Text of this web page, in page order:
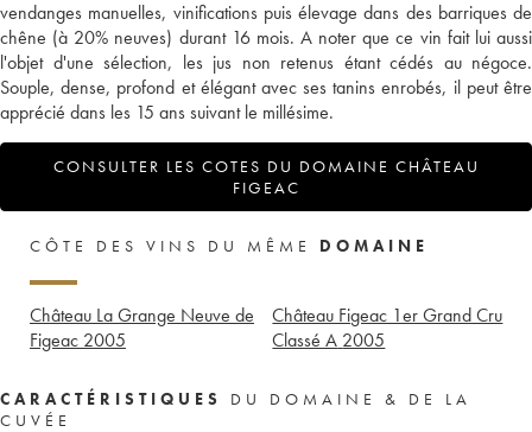
vendanges manuelles, vinifications puis élevage dans des barriques de
chêne (à 20% neuves) durant 16 mois. A noter que ce vin fait lui aussi
l'objet d'une sélection, les jus non retenus étant cédés au négoce.
Souple, dense, profond et élégant avec ses tanins enrobés, il peut être
apprécié dans les 15 ans suivant le millésime.
CONSULTER LES COTES DU DOMAINE CHÂTEAU
FIGEAC
CÔTE DES VINS DU MÊME DOMAINE
Château La Grange Neuve de
Figeac 2005
Château Figeac 1er Grand Cru
Classé A 2005
CARACTÉRISTIQUES
DU DOMAINE & DE LA
CUVÉE